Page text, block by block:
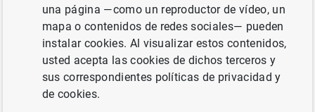
MÉTODOS CUANTITATIVOS
ANÁLISIS REGIONAL
ECONOMÍA INTERNACIONAL
una página —como un reproductor de vídeo, un
mapa o contenidos de redes sociales— pueden
instalar cookies. Al visualizar estos contenidos,
usted acepta las cookies de dichos terceros y
sus correspondientes políticas de privacidad y
de cookies.